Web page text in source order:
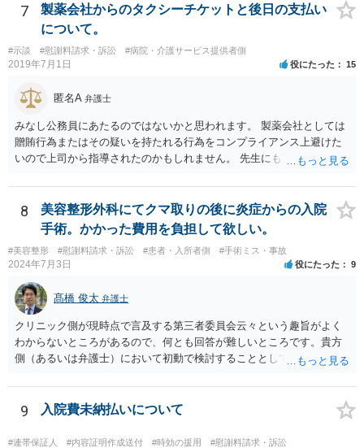
ないため、損害額の立証が主なポイントになります。 損害額に立証に
関しては、交通事故事件と同様の発想で考えればよいので、対応でき
れることも可能ではありますが、相手方保険会社は容易に増額に応じ
ない（多少の増額はあり得るとしても、裁判基準での和解は難しい）
と思われます。 弁護士が介入することにより提示額が大きく変わるこ
とは多々あるため、可能であれば弁護士に依頼した上での交渉をお勧
めしたいところです。
7
製薬会社からのタクシーチケットと後日の支払い
について。
#示談 #慰謝料請求・訴訟 #病院・介護サービス提供者側
2019年7月1日 役にたった 15
匿名A 弁護士
みなし公務員にあたるのではないかと思われます。 製薬会社としては
贈賄行為またはその疑いを持たれる行為をコンプライアンス上避けた
いので上司から指導されたのかもしれません。 先生にも万一迷惑をか
8
美容整形外科にてクマ取りの後に炎症からの入院
手術。かかった費用を負担して欲しい。
#美容整形 #慰謝料請求・訴訟 #患者・入所者側 #手術ミス・事故
2024年7月3日 役にたった 9
髙橋 俊太 弁護士
クリニック側が現時点で言及する第三者委員会云々という趣旨がよく
わからないところがあるので、何とも回答が難しいところです。貴方
側（あるいは弁護士）において初動で検討することとしては、クリニ
医師意見聴取などが考えられるかと思います。それらを踏まえてクリ
ニック側の過失を肯定できそうであれば、クリニックに対して具体的
9 入院費未納払いについて
#連帯保証人 #内容証明作成送付 #時効の援用
#慰謝料請求・訴訟